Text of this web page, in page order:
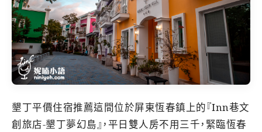
墾丁平價住宿推薦這間位於屏東恆春鎮上的『Inn巷文
創旅店-墾丁夢幻島』，平日雙人房不用三千，緊臨恆春